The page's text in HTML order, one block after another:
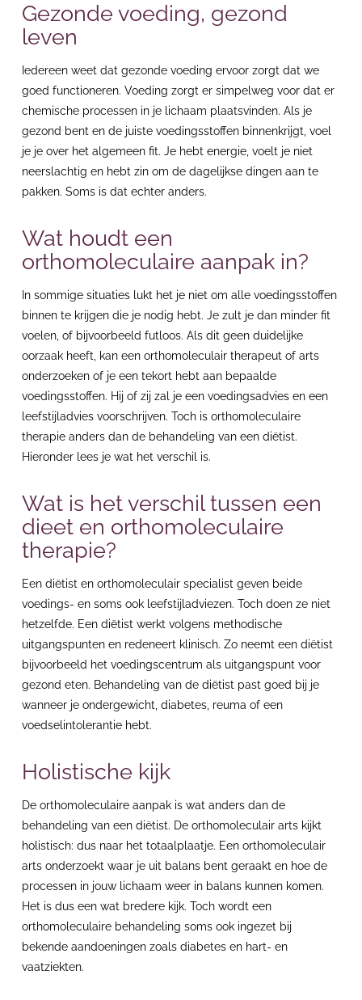
Gezonde voeding, gezond
leven
Iedereen weet dat gezonde voeding ervoor zorgt dat we
goed functioneren. Voeding zorgt er simpelweg voor dat er
chemische processen in je lichaam plaatsvinden. Als je
gezond bent en de juiste voedingsstoffen binnenkrijgt, voel
je je over het algemeen fit. Je hebt energie, voelt je niet
neerslachtig en hebt zin om de dagelijkse dingen aan te
pakken. Soms is dat echter anders.
Wat houdt een
orthomoleculaire aanpak in?
In sommige situaties lukt het je niet om alle voedingsstoffen
binnen te krijgen die je nodig hebt. Je zult je dan minder fit
voelen, of bijvoorbeeld futloos. Als dit geen duidelijke
oorzaak heeft, kan een orthomoleculair therapeut of arts
onderzoeken of je een tekort hebt aan bepaalde
voedingsstoffen. Hij of zij zal je een voedingsadvies en een
leefstijladvies voorschrijven. Toch is orthomoleculaire
therapie anders dan de behandeling van een diëtist.
Hieronder lees je wat het verschil is.
Wat is het verschil tussen een
dieet en orthomoleculaire
therapie?
Een diëtist en orthomoleculair specialist geven beide
voedings- en soms ook leefstijladviezen. Toch doen ze niet
hetzelfde. Een diëtist werkt volgens methodische
uitgangspunten en redeneert klinisch. Zo neemt een diëtist
bijvoorbeeld het voedingscentrum als uitgangspunt voor
gezond eten. Behandeling van de diëtist past goed bij je
wanneer je ondergewicht, diabetes, reuma of een
voedselintolerantie hebt.
Holistische kijk
De orthomoleculaire aanpak is wat anders dan de
behandeling van een diëtist. De orthomoleculair arts kijkt
holistisch: dus naar het totaalplaatje. Een orthomoleculair
arts onderzoekt waar je uit balans bent geraakt en hoe de
processen in jouw lichaam weer in balans kunnen komen.
Het is dus een wat bredere kijk. Toch wordt een
orthomoleculaire behandeling soms ook ingezet bij
bekende aandoeningen zoals diabetes en hart- en
vaatziekten.